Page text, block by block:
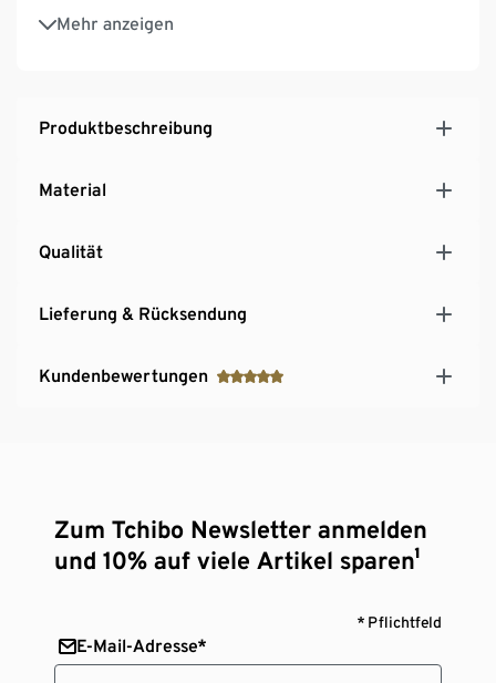
Mehr anzeigen
Bis zu 70 Minuten Akkulaufzeit
2x 6-stufiges Filter-System
automatische Reinigung, Aufladung und
Staubaufbewahrung
Verhedderungen und sorgt so für eine effektive
Produktbeschreibung
Material
Qualität
Lieferung & Rücksendung
Kundenbewertungen
Zum Tchibo Newsletter anmelden
und 10% auf viele Artikel sparen¹
* Pflichtfeld
E-Mail-Adresse*